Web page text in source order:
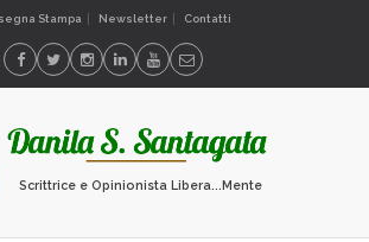
Stampa Newsletter Contatti
Scrittrice e Opinionista Libera...Mente